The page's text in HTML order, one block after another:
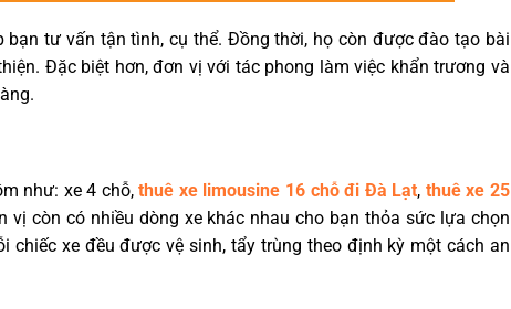
tư vấn tận tình, cụ thể. Đồng thời, họ còn được đào tạo bài
Đặc biệt hơn, đơn vị với tác phong làm việc khẩn trương và
như: xe 4 chỗ,thuê xe limousine 16 chỗ đi Đà Lạt, thuê xe 25
còn có nhiều dòng xe khác nhau cho bạn thỏa sức lựa chọn
xe đều được vệ sinh, tẩy trùng theo định kỳ một cách an